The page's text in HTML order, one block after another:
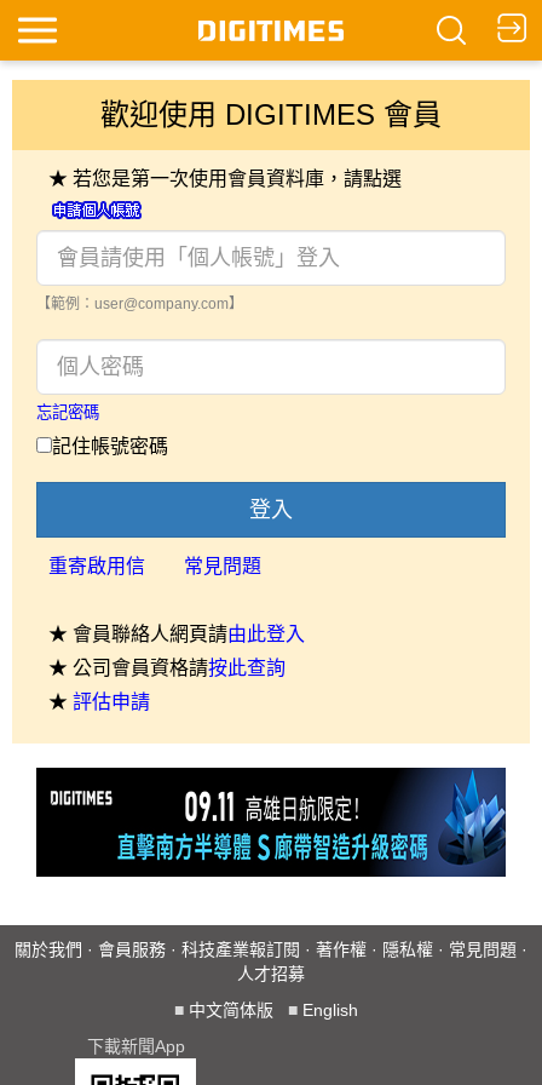
歡迎使用 DIGITIMES 會員
★ 若您是第一次使用會員資料庫，請點選
【範例：user@company.com】
忘記密碼
記住帳號密碼
登入
重寄啟用信 常見問題
★ 會員聯絡人網頁請由此登入
★ 公司會員資格請按此查詢
★ 評估申請
關於我們 · 會員服務 · 科技產業報訂閱 · 著作權 · 隱私權 · 常見問題 ·
人才招募
■ 中文简体版 ■ English
下載新聞App